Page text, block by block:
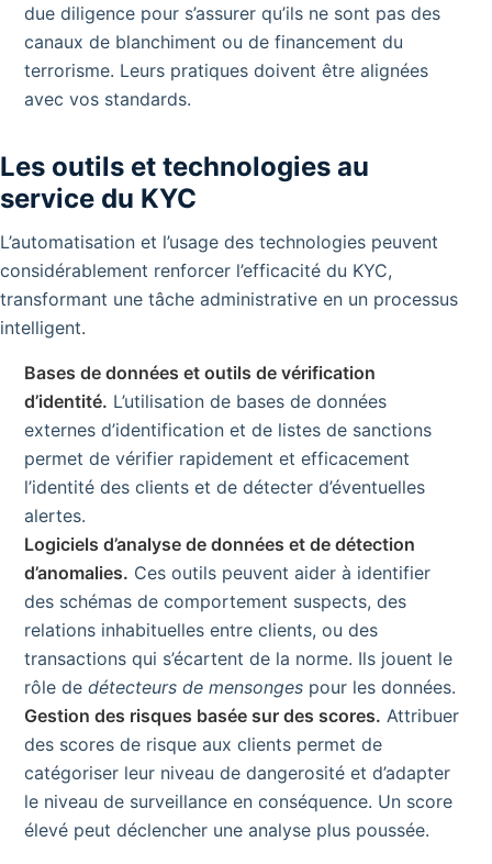
due diligence pour s’assurer qu’ils ne sont pas des
canaux de blanchiment ou de financement du
terrorisme. Leurs pratiques doivent être alignées
avec vos standards.
Les outils et technologies au
service du KYC
L’automatisation et l’usage des technologies peuvent
considérablement renforcer l’efficacité du KYC,
transformant une tâche administrative en un processus
intelligent.
Bases de données et outils de vérification
d’identité. L’utilisation de bases de données
externes d’identification et de listes de sanctions
permet de vérifier rapidement et efficacement
l’identité des clients et de détecter d’éventuelles
alertes.
Logiciels d’analyse de données et de détection
d’anomalies. Ces outils peuvent aider à identifier
des schémas de comportement suspects, des
relations inhabituelles entre clients, ou des
transactions qui s’écartent de la norme. Ils jouent le
rôle de détecteurs de mensonges pour les données.
Gestion des risques basée sur des scores. Attribuer
des scores de risque aux clients permet de
catégoriser leur niveau de dangerosité et d’adapter
le niveau de surveillance en conséquence. Un score
élevé peut déclencher une analyse plus poussée.